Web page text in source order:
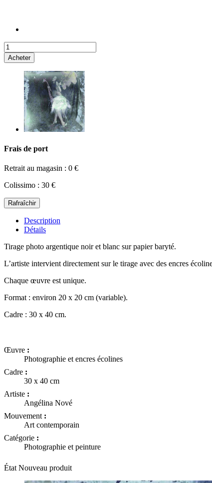
Acheter
Frais de port
Retrait au magasin : 0 €
Colissimo : 30 €
Description
Détails
Tirage photo argentique noir et blanc sur papier baryté.
L’artiste intervient directement sur le tirage avec des encres
Chaque œuvre est unique.
Format : environ 20 x 20 cm (variable).
Cadre : 30 x 40 cm.
Œuvre :
Photographie et encres écolines
Cadre :
30 x 40 cm
Artiste :
Angélina Nové
Mouvement :
Art contemporain
Catégorie :
Photographie et peinture
État Nouveau produit